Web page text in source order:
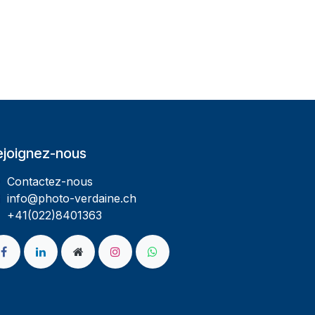
nous
Contactez-nous
info@photo-verdaine.ch​
​​+41(022)8401363